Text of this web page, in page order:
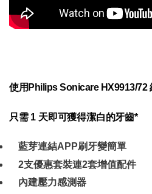
使用Philips Sonicare HX9913/72
只需 1 天即可獲得潔白的牙齒*
藍芽連結APP刷牙變簡單
2支優惠套裝連2套增值配件
內建壓力感測器